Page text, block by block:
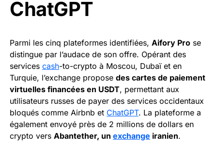
ChatGPT
Parmi les cinq plateformes identifiées, Aifory Pro se
distingue par l’audace de son offre. Opérant des
services cash-to-crypto à Moscou, Dubaï et en
Turquie, l’exchange propose des cartes de paiement
virtuelles financées en USDT, permettant aux
utilisateurs russes de payer des services occidentaux
bloqués comme Airbnb et ChatGPT. La plateforme a
également envoyé près de 2 millions de dollars en
crypto vers Abantether, un exchange iranien.